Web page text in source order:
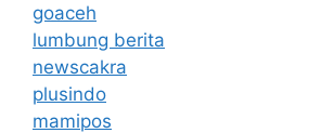
goaceh
lumbung berita
newscakra
plusindo
mamipos